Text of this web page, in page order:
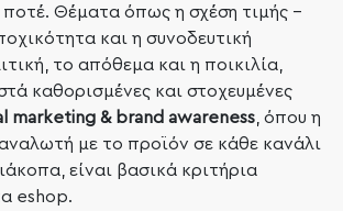
Θέματα όπως η σχέση τιμής –
και η συνοδευτική
το απόθεμα και η ποικιλία,
καθορισμένες και στοχευμένες
marketing& brand awareness, όπου η
με το προϊόν σε κάθε κανάλι
είναι βασικά κριτήρια
eshop.